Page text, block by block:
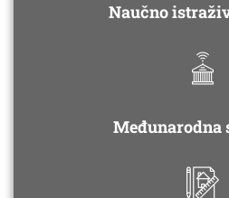
Naučno
Međunarodna